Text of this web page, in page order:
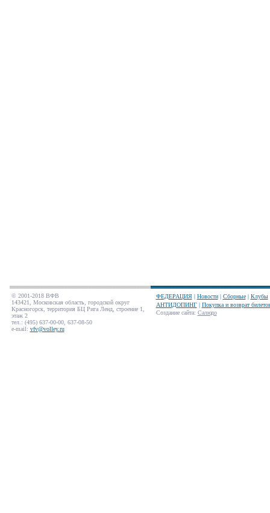
© 2001-2018 ВФВ
143421, Московская область, городской округ
Красногорск, территория БЦ Рига Ленд, строение 1,
этаж 2
тел.: (495) 637-00-00, 637-08-50
e-mail: vfv@volley.ru
ФЕДЕРАЦИЯ| Новости| Сборные| Клубы
АНТИДОПИНГ| Покупка и возврат
Создание сайта: Салюдо